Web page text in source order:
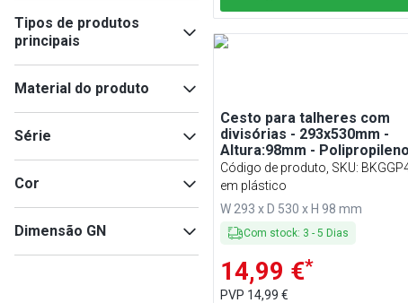
Min
Min Max
Tipos de produtos
principais
Acessórios para peças
pequenas(2)
Material do produto
Polipropileno
Série
Cor
Preto(5)
Dimensão GN
Cesto para talheres com
divisórias - 293x530mm -
Altura:98mm -
com 4 compartimentos -
Código de produto, SKU:
em plástico
W 293 x D 530 x H 98 mm
Com stock: 3 - 5 Dias
14,99 €*
PVP 14,99 €